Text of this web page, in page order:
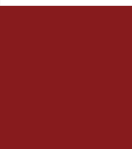
la–su 11–16